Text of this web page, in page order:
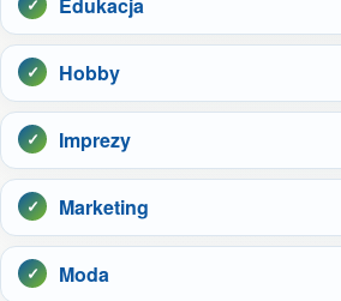
Edukacja
Hobby
Imprezy
Marketing
Moda